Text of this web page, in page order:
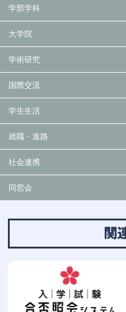
学部学科
大学院
学術研究
国際交流
学生生活
就職・進路
社会連携
同窓会